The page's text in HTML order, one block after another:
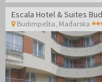
Budimpešta, Mađarska